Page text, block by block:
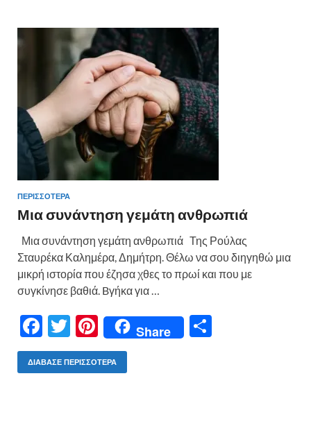
o
t
σ
τε
ίτ
ε
ΠΕΡΙΣΣΟΤΕΡΑ
Μια συνάντηση γεμάτη ανθρωπιά
Μια συνάντηση γεμάτη ανθρωπιά Της Ρούλας
Σταυρέκα Καλημέρα, Δημήτρη. Θέλω να σου διηγηθώ μια
μικρή ιστορία που έζησα χθες το πρωί και που με
συγκίνησε βαθιά. Bγήκα για …
F
ac
e
T
w
itt
Pi
nt
er
Share
ΔΙΆΒΑΣΕ ΠΕΡΙΣΣΌΤΕΡΑ